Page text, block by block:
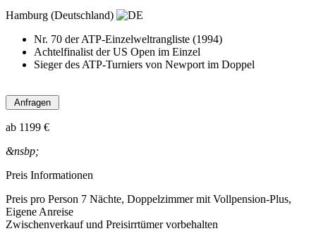
Hamburg (Deutschland)
Nr. 70 der ATP-Einzelweltrangliste (1994)
Achtelfinalist der US Open im Einzel
Sieger des ATP-Turniers von Newport im Doppel
ab 1199 €
&nsbp;
Preis Informationen
Preis pro Person 7 Nächte, Doppelzimmer mit Vollpension-Plus,
Eigene Anreise
Zwischenverkauf und Preisirrtümer vorbehalten